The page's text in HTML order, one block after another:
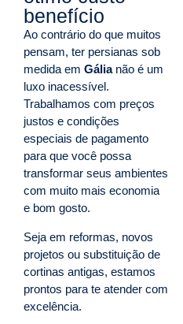
benefício
Ao contrário do que muitos
pensam, ter persianas sob
medida em Gália não é um
luxo inacessível.
Trabalhamos com preços
justos e condições
especiais de pagamento
para que você possa
transformar seus ambientes
com muito mais economia
e bom gosto.
Seja em reformas, novos
projetos ou substituição de
cortinas antigas, estamos
prontos para te atender com
excelência.